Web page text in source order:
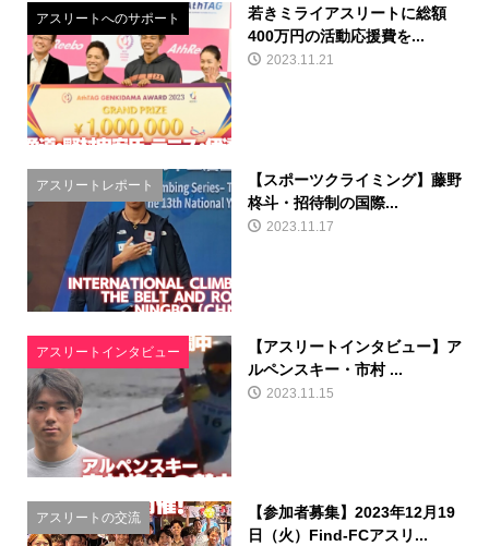
アスリートへのサポート
若きミライアスリートに総額
400万円の活動応援費を...
2023.11.21
アスリートレポート
【スポーツクライミング】藤野
柊斗・招待制の国際...
2023.11.17
アスリートインタビュー
【アスリートインタビュー】ア
ルペンスキー・市村 ...
2023.11.15
アスリートの交流
【参加者募集】2023年12月19
日（火）Find-FCアスリ...